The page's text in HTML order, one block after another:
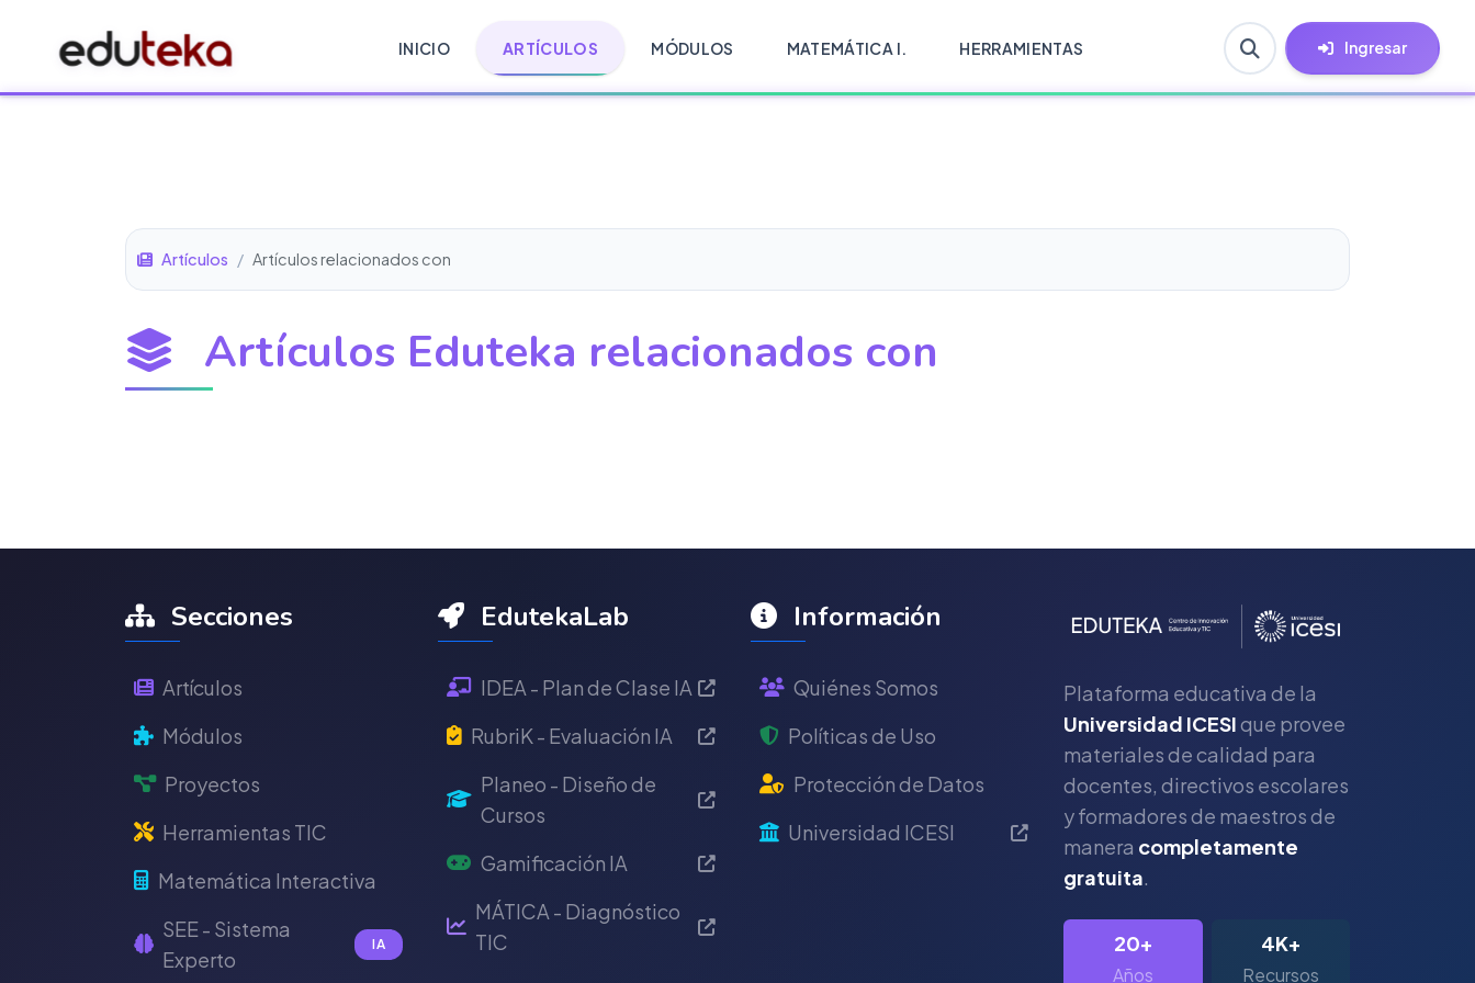
INICIO ARTÍCULOS MÓDULOS MATEMÁTICA I. HERRAMIENTAS Ingresar
Artículos / Artículos relacionados con
Artículos Eduteka relacionados con
Secciones
Artículos
Módulos
Proyectos
Herramientas TIC
Matemática Interactiva
SEE - Sistema
Experto
IA
EdutekaLab
IDEA - Plan de Clase IA
RubriK - Evaluación IA
Planeo - Diseño de
Cursos
Gamificación IA
MÁTICA - Diagnóstico
TIC
Información
Quiénes Somos
Políticas de Uso
Protección de Datos
Universidad ICESI
Plataforma educativa de la
Universidad ICESIque provee
materiales de calidad para
docentes, directivos escolares
y formadores de maestros de
manera completamente
gratuita.
20+
Años
4K+
Recursos